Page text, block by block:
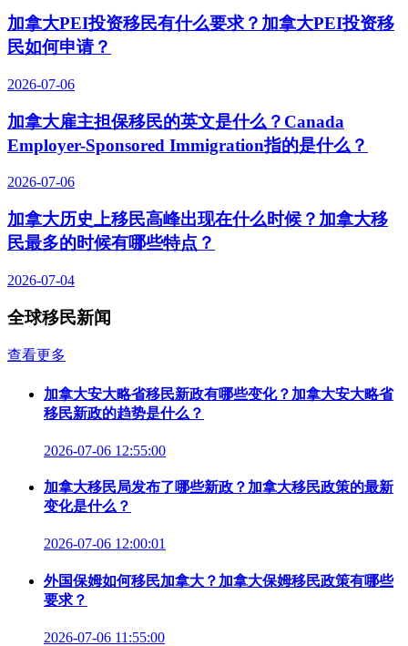
加拿大PEI投资移民有什么要求？加拿大PEI投资移
民如何申请？
2026-07-06
加拿大雇主担保移民的英文是什么？Canada
Employer-Sponsored Immigration指的是什么？
2026-07-06
加拿大历史上移民高峰出现在什么时候？加拿大移
民最多的时候有哪些特点？
2026-07-04
全球移民新闻
查看更多
加拿大安大略省移民新政有哪些变化？加拿大安大略省
移民新政的趋势是什么？
2026-07-06 12:55:00
加拿大移民局发布了哪些新政？加拿大移民政策的最新
变化是什么？
2026-07-06 12:00:01
外国保姆如何移民加拿大？加拿大保姆移民政策有哪些
要求？
2026-07-06 11:55:00